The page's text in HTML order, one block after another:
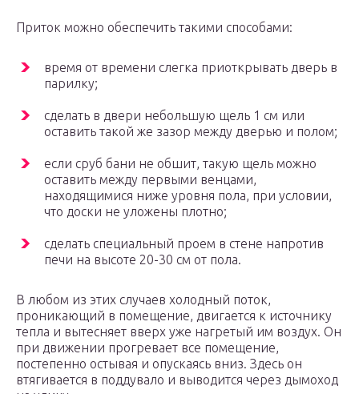
Приток можно обеспечить такими способами:
время от времени слегка приоткрывать дверь в
парилку;
сделать в двери небольшую щель 1 см или
оставить такой же зазор между дверью и полом;
если сруб бани не обшит, такую щель можно
оставить между первыми венцами,
находящимися ниже уровня пола, при условии,
что доски не уложены плотно;
сделать специальный проем в стене напротив
печи на высоте 20-30 см от пола.
В любом из этих случаев холодный поток,
проникающий в помещение, двигается к источнику
тепла и вытесняет вверх уже нагретый им воздух. Он
при движении прогревает все помещение,
постепенно остывая и опускаясь вниз. Здесь он
втягивается в поддувало и выводится через дымоход